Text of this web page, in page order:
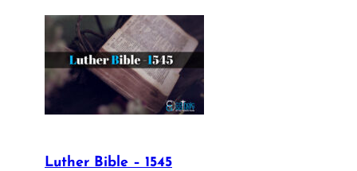
Luther Bible – 1545